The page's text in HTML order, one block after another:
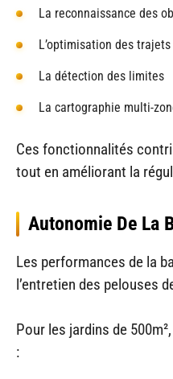
La reconnaissance des
L’optimisation des trajets
La détection des limites
La cartographie multi-
Ces fonctionnalités
tout en améliorant la
Autonomie De La
Les performances de la
l’entretien des pelouses
Pour les jardins de
: